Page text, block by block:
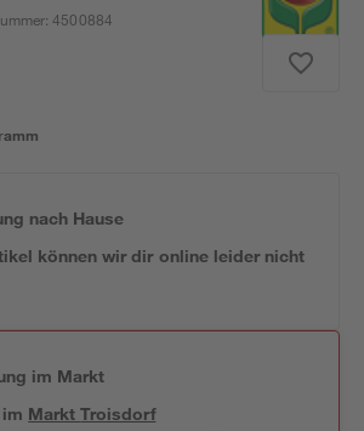
:4500884
nach Hause
können wir dir online leider nicht
im Markt
im MarktTroisdorf